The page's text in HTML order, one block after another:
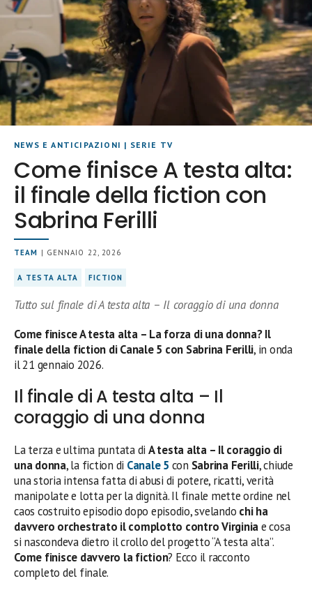
NEWS E ANTICIPAZIONI | SERIE TV
Come finisce A testa alta:
il finale della fiction con
Sabrina Ferilli
TEAM | GENNAIO 22, 2026
A TESTA ALTA FICTION
Tutto sul finale di A testa alta – Il coraggio di una donna
Come finisce A testa alta – La forza di una donna? Il
finale della fiction di Canale 5 con Sabrina Ferilli, in onda
il 21 gennaio 2026.
Il finale di A testa alta – Il
coraggio di una donna
La terza e ultima puntata di A testa alta – Il coraggio di
una donna, la fiction di Canale 5 con Sabrina Ferilli, chiude
una storia intensa fatta di abusi di potere, ricatti, verità
manipolate e lotta per la dignità. Il finale mette ordine nel
caos costruito episodio dopo episodio, svelando chi ha
davvero orchestrato il complotto contro Virginiae cosa
si nascondeva dietro il crollo del progetto “A testa alta”.
Come finisce davvero la fiction? Ecco il racconto
completo del finale.